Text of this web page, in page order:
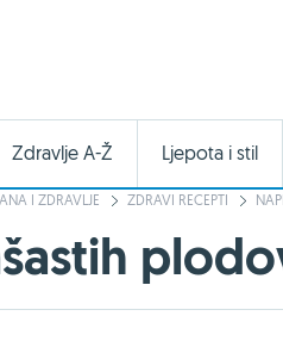
Zdravlje A-Ž Ljepota i stil
I ZDRAVLJE ZDRAVI RECEPTI